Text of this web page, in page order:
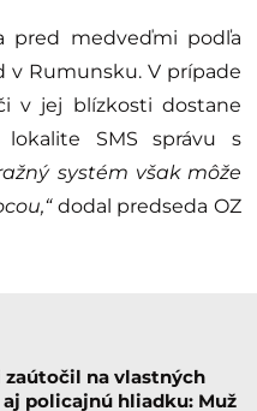
pred medveďmi podľa
v Rumunsku. V prípade
v jej blízkosti dostane
SMS správu s
systém však môže
dodal predseda OZ
na vlastných
policajnú hliadku: Muž